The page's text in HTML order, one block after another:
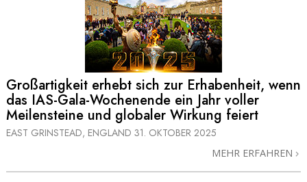
Großartigkeit erhebt sich zur Erhabenheit, wenn
das IAS-Gala-Wochenende ein Jahr voller
Meilensteine und globaler Wirkung feiert
EAST GRINSTEAD, ENGLAND 31. OKTOBER 2025
MEHR ERFAHREN